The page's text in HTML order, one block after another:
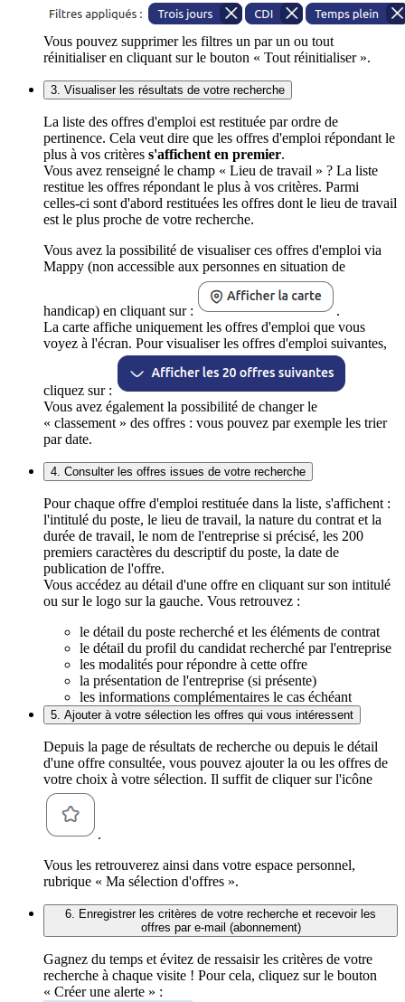
Vous pouvez supprimer les filtres un par un ou tout
réinitialiser en cliquant sur le bouton « Tout réinitialiser ».
3. Visualiser les résultats de votre recherche
La liste des offres d'emploi est restituée par ordre de
pertinence. Cela veut dire que les offres d'emploi répondant le
plus à vos critères s'affichent en premier.
Vous avez renseigné le champ « Lieu de travail » ? La liste
restitue les offres répondant le plus à vos critères. Parmi
celles-ci sont d'abord restituées les offres dont le lieu de travail
est le plus proche de votre recherche.
Vous avez la possibilité de visualiser ces offres d'emploi via
Mappy (non accessible aux personnes en situation de
handicap) en cliquant sur :
.
La carte affiche uniquement les offres d'emploi que vous
voyez à l'écran. Pour visualiser les offres d'emploi suivantes,
cliquez sur :
Vous avez également la possibilité de changer le
« classement » des offres : vous pouvez par exemple les trier
par date.
4. Consulter les offres issues de votre recherche
Pour chaque offre d'emploi restituée dans la liste, s'affichent :
l'intitulé du poste, le lieu de travail, la nature du contrat et la
durée de travail, le nom de l'entreprise si précisé, les 200
premiers caractères du descriptif du poste, la date de
publication de l'offre.
Vous accédez au détail d'une offre en cliquant sur son intitulé
ou sur le logo sur la gauche. Vous retrouvez :
le détail du poste recherché et les éléments de contrat
le détail du profil du candidat recherché par l'entreprise
les modalités pour répondre à cette offre
la présentation de l'entreprise (si présente)
les informations complémentaires le cas échéant
5. Ajouter à votre sélection les offres qui vous intéressent
Depuis la page de résultats de recherche ou depuis le détail
d'une offre consultée, vous pouvez ajouter la ou les offres de
votre choix à votre sélection. Il suffit de cliquer sur l'icône
.
Vous les retrouverez ainsi dans votre espace personnel,
rubrique « Ma sélection d'offres ».
6. Enregistrer les critères de votre recherche et recevoir les
offres par e-mail (abonnement)
Gagnez du temps et évitez de ressaisir les critères de votre
recherche à chaque visite ! Pour cela, cliquez sur le bouton
« Créer une alerte » :